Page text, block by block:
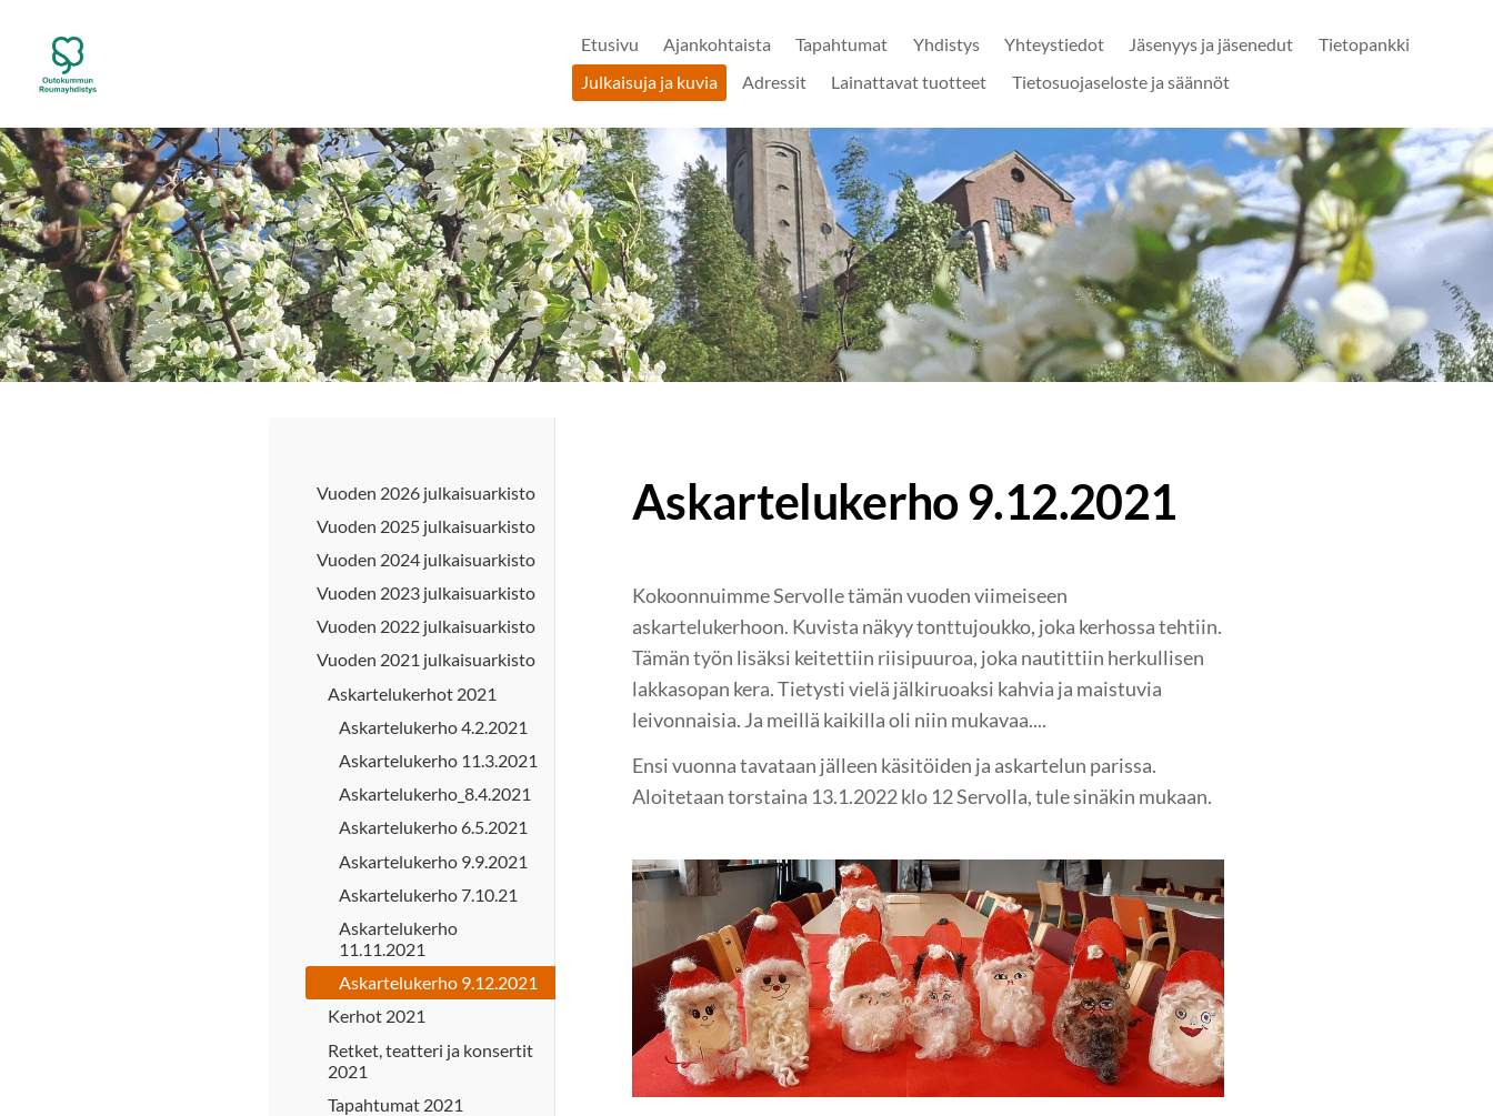
sivun
sisältöön
Outokummun Reumayhdistys ry
Etusivu Ajankohtaista Tapahtumat Yhdistys Yhteystiedot Jäsenyys ja jäsenedut
Tietopankki
Julkaisuja ja kuvia
Adressit Lainattavat tuotteet Tietosuojaseloste ja säännöt
Vuoden 2026 julkaisuarkisto
Vuoden 2025 julkaisuarkisto
Vuoden 2024 julkaisuarkisto
Vuoden 2023 julkaisuarkisto
Vuoden 2022 julkaisuarkisto
Vuoden 2021 julkaisuarkisto
Askartelukerhot 2021
Askartelukerho 4.2.2021
Askartelukerho 11.3.2021
Askartelukerho_8.4.2021
Askartelukerho 6.5.2021
Askartelukerho 9.9.2021
Askartelukerho 7.10.21
Askartelukerho
11.11.2021
Askartelukerho 9.12.2021
Kerhot 2021
Retket, teatteri ja konsertit
2021
Tapahtumat 2021
Askartelukerho 9.12.2021
Kokoonnuimme Servolle tämän vuoden viimeiseen
askartelukerhoon. Kuvista näkyy tonttujoukko, joka kerhossa tehtiin.
Tämän työn lisäksi keitettiin riisipuuroa, joka nautittiin herkullisen
lakkasopan kera. Tietysti vielä jälkiruoaksi kahvia ja maistuvia
leivonnaisia. Ja meillä kaikilla oli niin mukavaa....
Ensi vuonna tavataan jälleen käsitöiden ja askartelun parissa.
Aloitetaan torstaina 13.1.2022 klo 12 Servolla, tule sinäkin mukaan.